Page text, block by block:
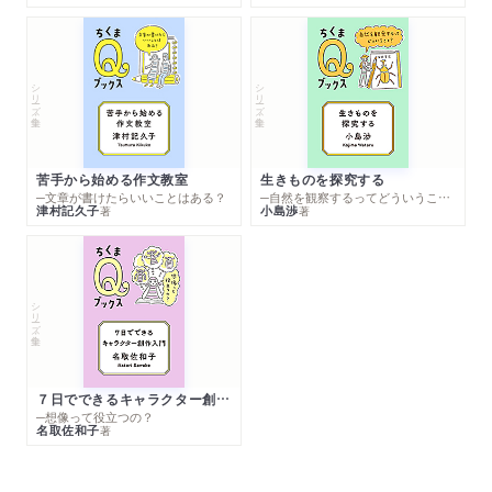
シリーズ・全集
苦手から始める作文教室
─文章が書けたらいいことはある？
津村記久子著
シリーズ・全集
生きものを探究する
─自然を観察するってどういうこと？
小島渉著
シリーズ・全集
７日でできるキャラクター創作入門
─想像って役立つの？
名取佐和子著